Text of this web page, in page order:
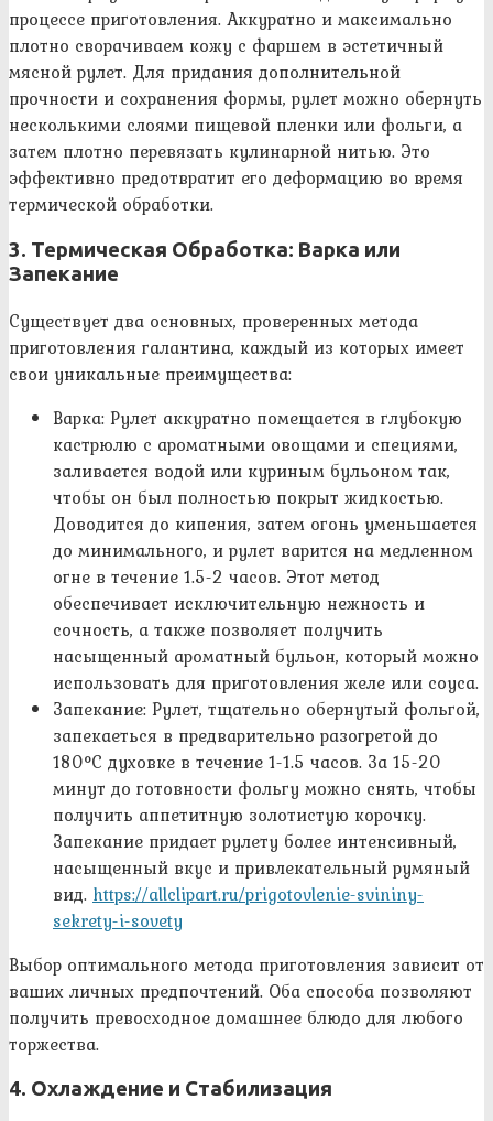
процессе приготовления. Аккуратно и максимально
плотно сворачиваем кожу с фаршем в эстетичный
мясной рулет. Для придания дополнительной
прочности и сохранения формы, рулет можно обернуть
несколькими слоями пищевой пленки или фольги, а
затем плотно перевязать кулинарной нитью. Это
эффективно предотвратит его деформацию во время
термической обработки.
3. Термическая Обработка: Варка или
Запекание
Существует два основных, проверенных метода
приготовления галантина, каждый из которых имеет
свои уникальные преимущества:
Варка: Рулет аккуратно помещается в глубокую
кастрюлю с ароматными овощами и специями,
заливается водой или куриным бульоном так,
чтобы он был полностью покрыт жидкостью.
Доводится до кипения, затем огонь уменьшается
до минимального, и рулет варится на медленном
огне в течение 1.5-2 часов. Этот метод
обеспечивает исключительную нежность и
сочность, а также позволяет получить
насыщенный ароматный бульон, который можно
использовать для приготовления желе или соуса.
Запекание: Рулет, тщательно обернутый фольгой,
запекаеться в предварительно разогретой до
180°C духовке в течение 1-1.5 часов. За 15-20
минут до готовности фольгу можно снять, чтобы
получить аппетитную золотистую корочку.
Запекание придает рулету более интенсивный,
насыщенный вкус и привлекательный румяный
вид. https://allclipart.ru/prigotovlenie-svininy-
sekrety-i-sovety
Выбор оптимального метода приготовления зависит от
ваших личных предпочтений. Оба способа позволяют
получить превосходное домашнее блюдо для любого
торжества.
4. Охлаждение и Стабилизация